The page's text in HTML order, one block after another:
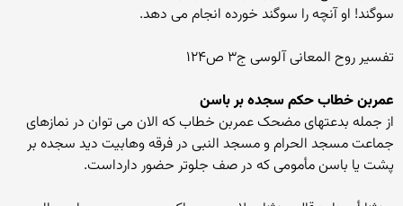
سوگند! او آنچه را سوگند خورده انجام می دهد.
تفسیر روح المعانی آلوسی ج۳ ص۱۲۴
عمربن خطاب حکم سجده بر باسن
از جمله بدعتهای مضحک عمربن خطاب که الان می توان در نمازهای
جماعت مسجد الحرام و مسجد النبی در فرقه وهابیت دید سجده بر
پشت یا باسن مأمومی که در صف جلوتر حضور دارداست.